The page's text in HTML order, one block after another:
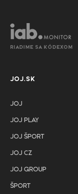
RIADIME SA KÓDEXOM
JOJ.SK
JOJ
JOJ PLAY
JOJ ŠPORT
JOJ CZ
JOJ GROUP
ŠPORT